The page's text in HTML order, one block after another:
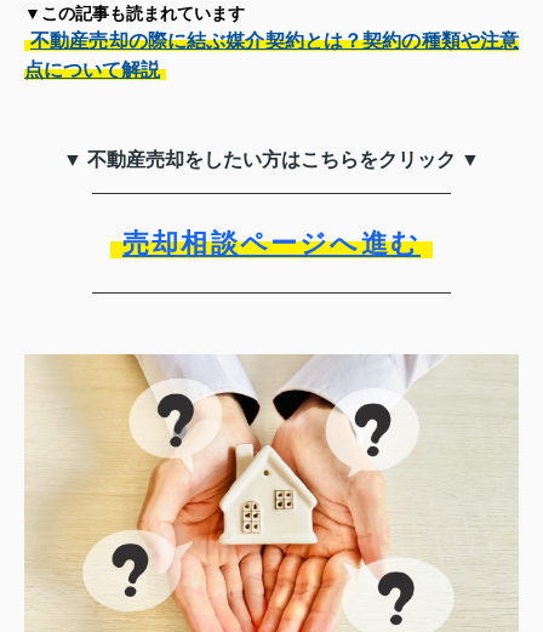
▼この記事も読まれています
不動産売却の際に結ぶ媒介契約とは？契約の種類や注意
点について解説
▼ 不動産売却をしたい方はこちらをクリック ▼
売却相談ページへ進む